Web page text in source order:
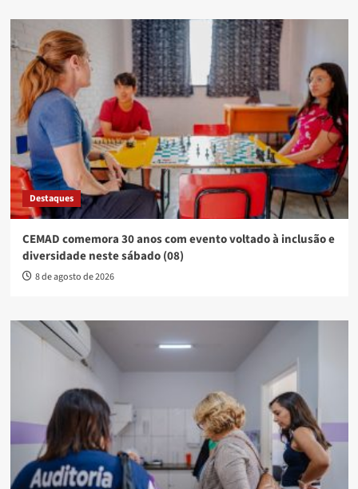
Destaques
CEMAD comemora 30 anos com evento voltado à inclusão e
diversidade neste sábado (08)
8 de agosto de 2026